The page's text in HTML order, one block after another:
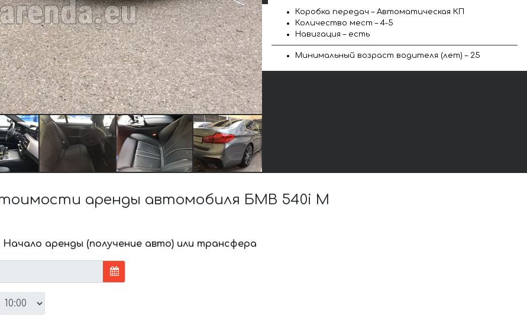
Коробка передач – Автоматическая КП
Количество мест – 4-5
Навигация – есть
Минимальный возраст водителя (лет) – 25
аренды автомобиля БМВ 540i M
Начало аренды (получение авто) или трансфера